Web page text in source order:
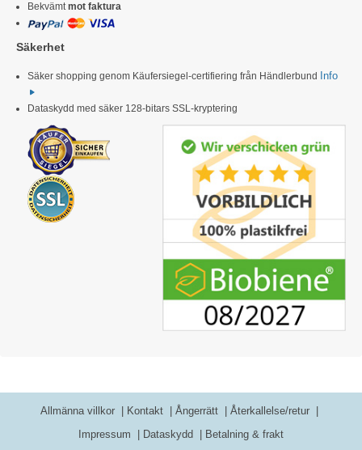
Bekvämtmot faktura
Säkerhet
Säker shopping genom Käufersiegel-certifiering från Händlerbund Info
Dataskydd med säker 128-bitars SSL-kryptering
Allmänna villkor Kontakt Ångerrätt
Återkallelse/retur
Impressum
Dataskydd Betalning & frakt